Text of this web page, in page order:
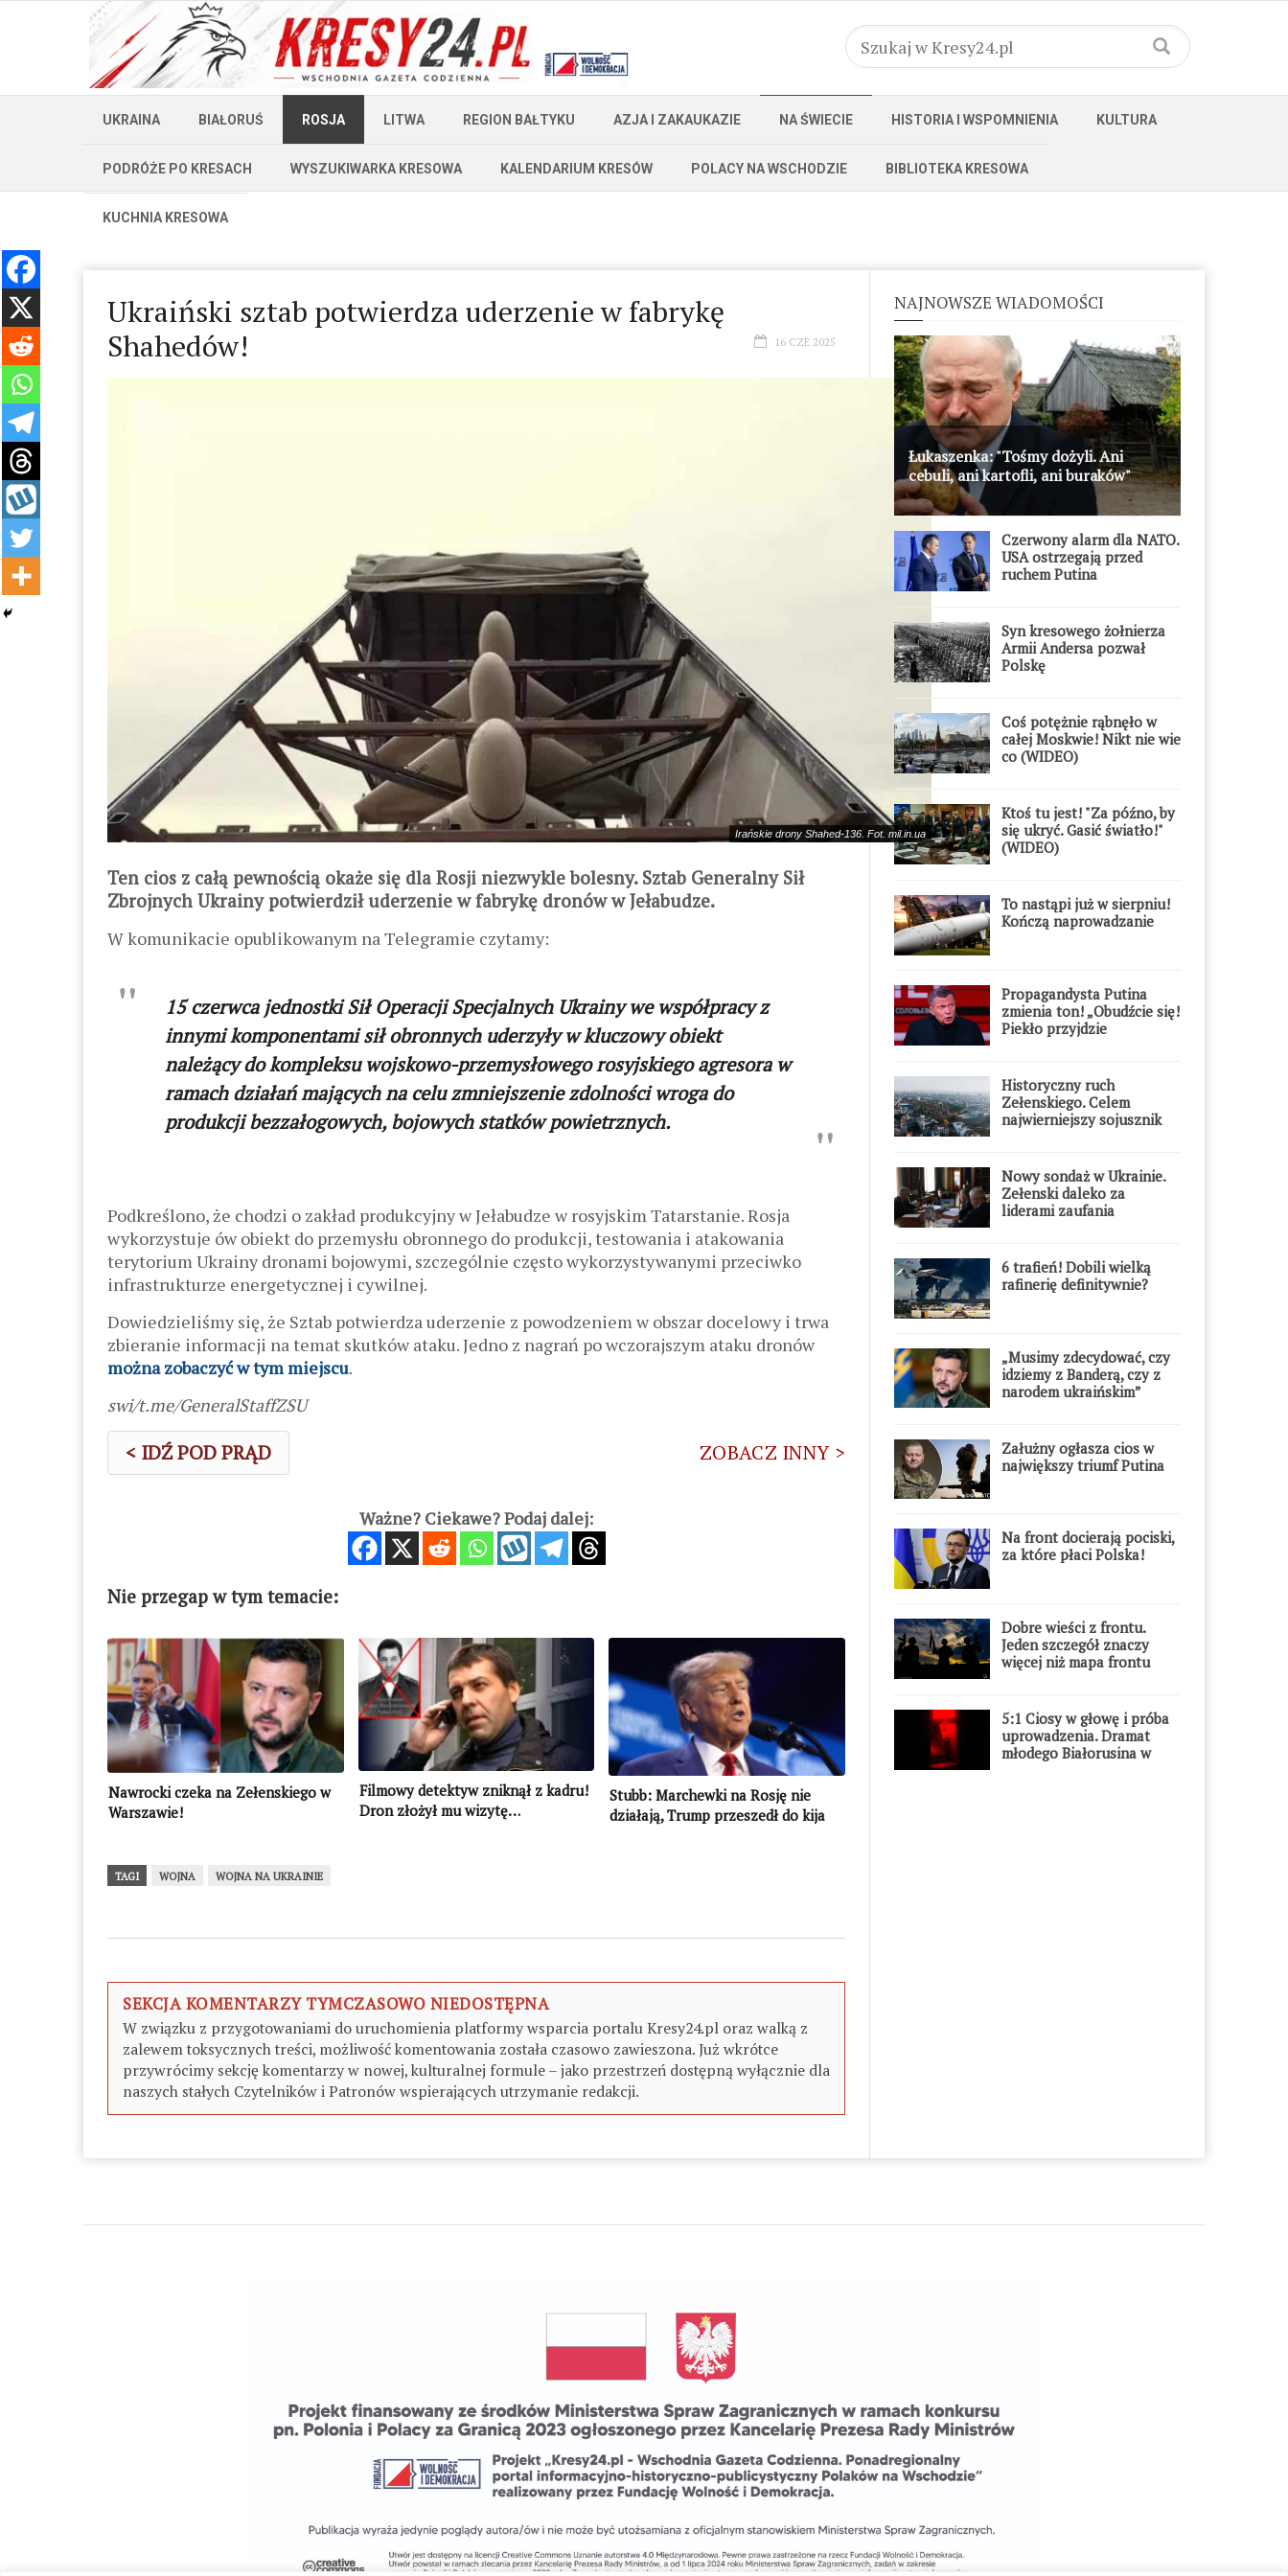
UKRAINA BIAŁORUŚ ROSJA LITWA REGION BAŁTYKU AZJA I ZAKAUKAZIE NA ŚWIECIE HISTORIA I WSPOMNIENIA KULTURA
PODRÓŻE PO KRESACH WYSZUKIWARKA KRESOWA KALENDARIUM KRESÓW POLACY NA WSCHODZIE BIBLIOTEKA KRESOWA
KUCHNIA KRESOWA
Ukraiński sztab potwierdza uderzenie w fabrykę
Shahedów!
16 CZE 2025
Irańskie drony Shahed-136. Fot. mil.in.ua
Ten cios z całą pewnością okaże się dla Rosji niezwykle bolesny. Sztab Generalny Sił
Zbrojnych Ukrainy potwierdził uderzenie w fabrykę dronów w Jełabudze.
W komunikacie opublikowanym na Telegramie czytamy:
15 czerwca jednostki Sił Operacji Specjalnych Ukrainy we współpracy z
innymi komponentami sił obronnych uderzyły w kluczowy obiekt
należący do kompleksu wojskowo-przemysłowego rosyjskiego agresora w
ramach działań mających na celu zmniejszenie zdolności wroga do
produkcji bezzałogowych, bojowych statków powietrznych.
Podkreślono, że chodzi o zakład produkcyjny w Jełabudze w rosyjskim Tatarstanie. Rosja
wykorzystuje ów obiekt do przemysłu obronnego do produkcji, testowania i atakowania
terytorium Ukrainy dronami bojowymi, szczególnie często wykorzystywanymi przeciwko
infrastrukturze energetycznej i cywilnej.
Dowiedzieliśmy się, że Sztab potwierdza uderzenie z powodzeniem w obszar docelowy i trwa
zbieranie informacji na temat skutków ataku. Jedno z nagrań po wczorajszym ataku dronów
można zobaczyć w tym miejscu.
swi/t.me/GeneralStaffZSU
< IDŹ POD PRĄD ZOBACZ INNY >
Ważne? Ciekawe? Podaj dalej:
Nie przegap w tym temacie:
Nawrocki czeka na Zełenskiego w
Warszawie!
Filmowy detektyw zniknął z kadru!
Dron złożył mu wizytę…
Stubb: Marchewki na Rosję nie
działają, Trump przeszedł do kija
TAGI WOJNA WOJNA NA UKRAINIE
SEKCJA KOMENTARZY TYMCZASOWO NIEDOSTĘPNA
W związku z przygotowaniami do uruchomienia platformy wsparcia portalu Kresy24.pl oraz walką z
zalewem toksycznych treści, możliwość komentowania została czasowo zawieszona. Już wkrótce
przywrócimy sekcję komentarzy w nowej, kulturalnej formule – jako przestrzeń dostępną wyłącznie dla
naszych stałych Czytelników i Patronów wspierających utrzymanie redakcji.
NAJNOWSZE WIADOMOŚCI
Łukaszenka: "Tośmy dożyli. Ani
cebuli, ani kartofli, ani buraków"
Czerwony alarm dla NATO.
USA ostrzegają przed
ruchem Putina
Syn kresowego żołnierza
Armii Andersa pozwał
Polskę
Coś potężnie rąbnęło w
całej Moskwie! Nikt nie wie
co (WIDEO)
Ktoś tu jest! "Za późno, by
się ukryć. Gasić światło!"
(WIDEO)
To nastąpi już w sierpniu!
Kończą naprowadzanie
Propagandysta Putina
zmienia ton! „Obudźcie się!
Piekło przyjdzie
Historyczny ruch
Zełenskiego. Celem
najwierniejszy sojusznik
Nowy sondaż w Ukrainie.
Zełenski daleko za
liderami zaufania
6 trafień! Dobili wielką
rafinerię definitywnie?
„Musimy zdecydować, czy
idziemy z Banderą, czy z
narodem ukraińskim”
Załużny ogłasza cios w
największy triumf Putina
Na front docierają pociski,
za które płaci Polska!
Dobre wieści z frontu.
Jeden szczegół znaczy
więcej niż mapa frontu
5:1 Ciosy w głowę i próba
uprowadzenia. Dramat
młodego Białorusina w